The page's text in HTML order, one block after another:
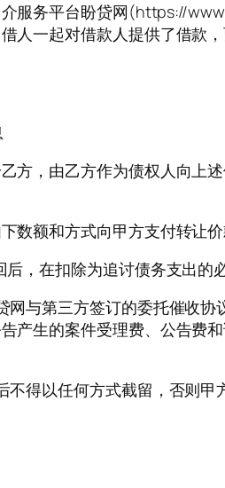
服务平台盼贷网(https://
人一起对借款人提供了借款
方，由乙方作为债权人向上
数额和方式向甲方支付转让价
，在扣除为追讨债务支出的
与第三方签订的委托催收
产生的案件受理费、公告费
得以任何方式截留，否则甲